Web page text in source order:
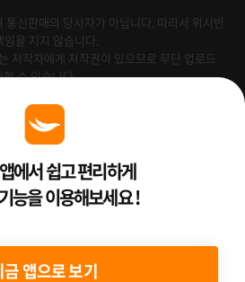
신판매의 당사자가 아닙니다. 따라서 위시빈
을 지지 않습니다.
저작자에게 저작권이 있으므로 무단 업로드
수 있습니다.
에서 쉽고 편리하게
능을 이용해보세요 !
금 앱으로 보기